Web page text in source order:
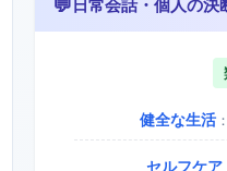
健全な生活
セルフケア